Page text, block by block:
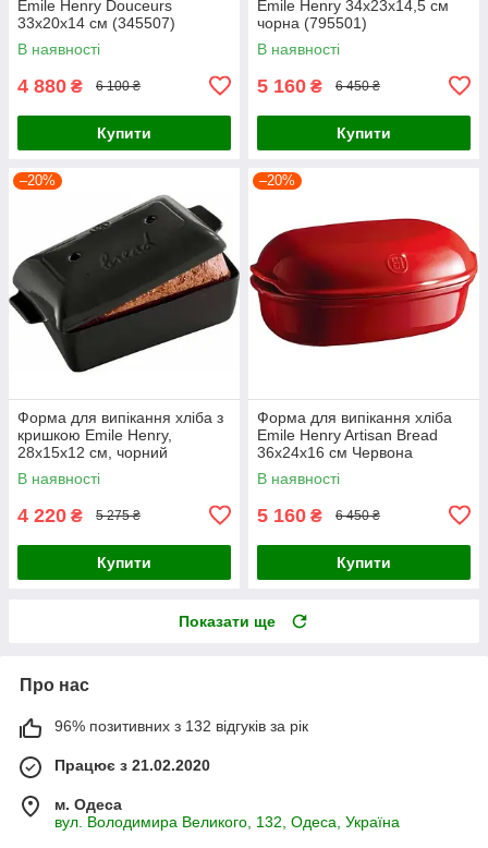
Emile Henry Douceurs
33х20х14 см (345507)
В наявності
4 880 ₴ 6 100 ₴
Купити
Emile Henry 34х23х14,5 см
чорна (795501)
В наявності
5 160 ₴ 6 450 ₴
Купити
–20%
Форма для випікання хліба з
кришкою Emile Henry,
28x15x12 см, чорний
(795504)
В наявності
4 220 ₴ 5 275 ₴
Купити
–20%
Форма для випікання хліба
Emile Henry Artisan Bread
36х24х16 см Червона
(345501)
В наявності
5 160 ₴ 6 450 ₴
Купити
Показати ще
Про нас
96% позитивних з 132 відгуків за рік
Працює з 21.02.2020
м. Одеса
вул. Володимира Великого, 132, Одеса, Україна